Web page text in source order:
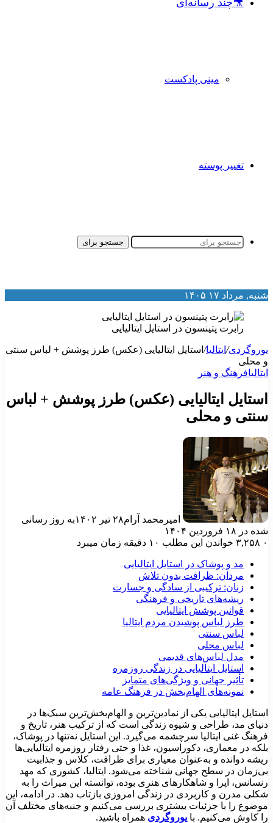
🎥چند رسانه‌ای
مینی پادکست
تغییر پوسته
جستجو برای
مرداد ۱۷ ۱۴۰۵
رابرت پتینسون در استایل ایتالیایی
/ایتالیا/استایل ایتالیایی (عکس) طرز پوشش + لباس سنتی
محلی
فرهنگ و هنر
ایتالیایی (عکس) طرز پوشش + لباس
و محلی
امیرمحمد آرام ۲۸ تیر ۱۴۰۲
به روز رسانی
در ۱۸ فروردین ۱۴۰۴
خواندن این مطلب ۱۰ دقیقه زمان میبرد
مد و پوشاک در استایل ایتالیایی
مردان: ظرافت بدون تلاش
زنان: ترکیبی از سادگی و جسارت
ریشه‌های تاریخی و فرهنگی
قوانین پوشش ایتالیایی
طرز لباس پوشیدن مردم ایتالیا
لباس سنتی
لباس محلی
مدل لباس‌های قدیمی
استایل ایتالیایی در زندگی روزمره
تأثیر جهانی و ویژگی‌های متمایز
نمونه‌های الهام‌بخش در فرهنگ عامه
ایتالیایی یکی از نمادین‌ترین و الهام‌بخش‌ترین سبک‌ها در
مد، طراحی و شیوه زندگی است که از ترکیب هنر، تاریخ و
غنی ایتالیا سرچشمه می‌گیرد. این استایل نه‌تنها در پوشاک،
در معماری، دکوراسیون، غذا و حتی رفتار روزمره ایتالیایی‌ها
دوانده و به‌عنوان معیاری برای ظرافت، کلاس و جذابیت
در سطح جهانی شناخته می‌شود. ایتالیا، کشوری که مهد
اپرا و شاهکارهای هنری بوده، توانسته این میراث را به
مدرن و کاربردی در زندگی امروزی بازتاب دهد. در ادامه، این
را با جزئیات بیشتری بررسی می‌کنیم و جنبه‌های مختلف آن
کاوش می‌کنیم. با یوروگردیهمراه باشید.